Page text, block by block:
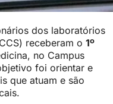
dos laboratórios
receberam o 1º
no Campus
foi orientar e
que atuam e são